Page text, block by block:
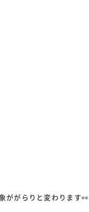
ががらりと変わります👀